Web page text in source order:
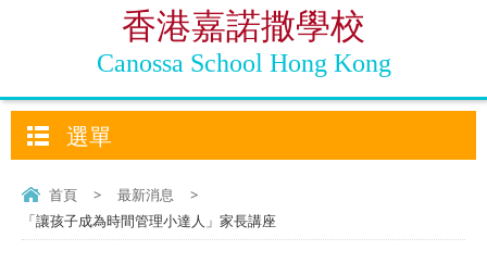
香港嘉諾撒學校
Canossa School Hong Kong
選單
首頁 > 最新消息
>
「讓孩子成為時間管理小達人」家長講座